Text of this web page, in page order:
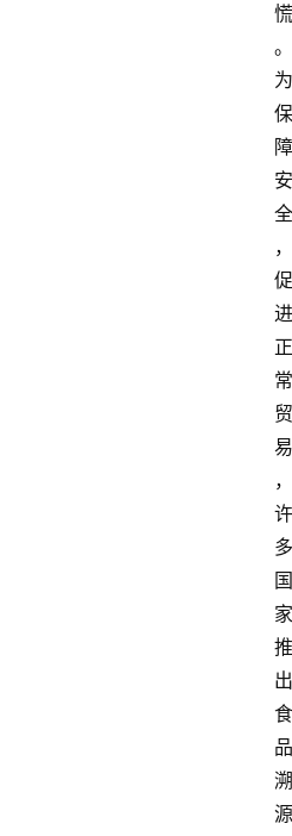
慌
。
为
保
障
安
全
，
促
进
正
常
贸
易
，
许
多
国
家
推
出
食
品
溯
源